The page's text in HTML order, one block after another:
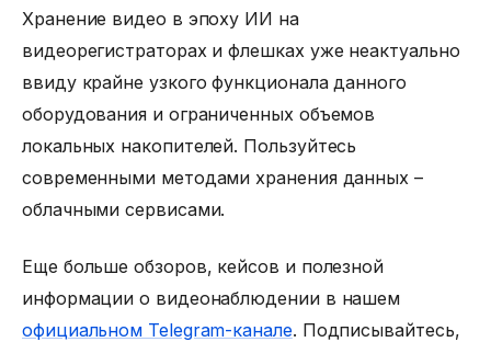
Хранение видео в эпоху ИИ на
видеорегистраторах и флешках уже неактуально
ввиду крайне узкого функционала данного
оборудования и ограниченных объемов
локальных накопителей. Пользуйтесь
современными методами хранения данных –
облачными сервисами.
Еще больше обзоров, кейсов и полезной
информации о видеонаблюдении в нашем
официальном Telegram-канале. Подписывайтесь,